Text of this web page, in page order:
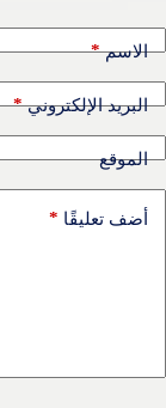
الاسم*
البريد الإلكتروني*
الموقع
أضف تعليقًا *